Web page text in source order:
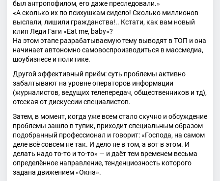
был антропофилом, его даже преследовали.»
«А сколько их по психушкам сидело! Сколько миллионов
выслали, лишили гражданства!.. Кстати, как вам новый
клип Леди Гаги «Eat me, baby»?
На этом этапе разрабатываемую тему выводят в ТОП и она
начинает автономно самовоспроизводиться в массмедиа,
шоубизнесе и политике.
Другой эффективный приём: суть проблемы активно
забалтывают на уровне операторов информации
(журналистов, ведущих телепередач, общественников и тд),
отсекая от дискуссии специалистов.
Затем, в момент, когда уже всем стало скучно и обсуждение
проблемы зашло в тупик, приходит специальным образом
подобранный профессионал и говорит: «Господа, на самом
деле всё совсем не так. И дело не в том, а вот в этом. И
делать надо то-то и то-то» — и даёт тем временем весьма
определённое направление, тенденциозность которого
задана движением «Окна».